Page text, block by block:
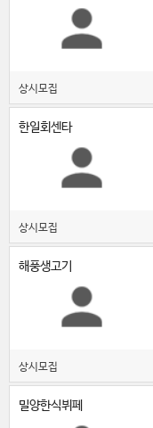
상시모집
한일회센타
상시모집
해풍생고기
상시모집
밀양한식뷔페